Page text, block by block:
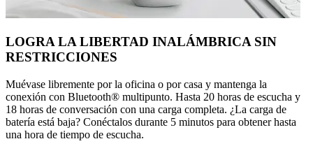
LOGRA LA LIBERTAD INALÁMBRICA SIN
RESTRICCIONES
Muévase libremente por la oficina o por casa y mantenga la
conexión con Bluetooth® multipunto. Hasta 20 horas de escucha y
18 horas de conversación con una carga completa. ¿La carga de
batería está baja? Conéctalos durante 5 minutos para obtener hasta
una hora de tiempo de escucha.